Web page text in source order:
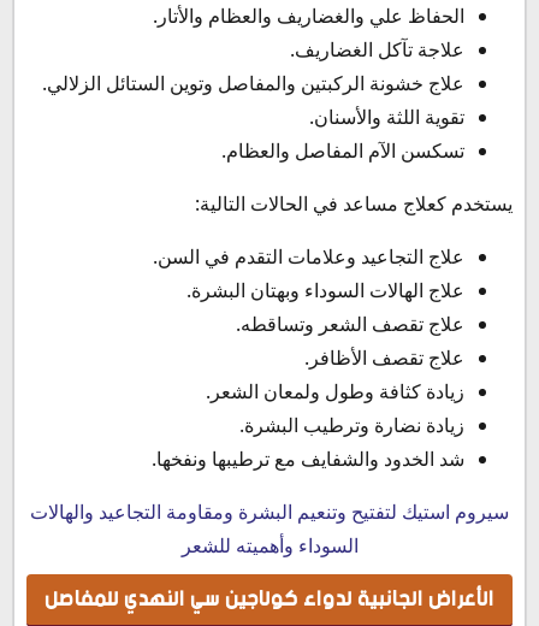
الحفاظ علي والغضاريف والعظام والأتار.
علاجة تآكل الغضاريف.
علاج خشونة الركبتين والمفاصل وتوين الستائل الزلالي.
تقوية اللثة والأسنان.
تسكسن الآم المفاصل والعظام.
يستخدم كعلاج مساعد في الحالات التالية:
علاج التجاعيد وعلامات التقدم في السن.
علاج الهالات السوداء وبهتان البشرة.
علاج تقصف الشعر وتساقطه.
علاج تقصف الأظافر.
زيادة كثافة وطول ولمعان الشعر.
زيادة نضارة وترطيب البشرة.
شد الخدود والشفايف مع ترطيبها ونفخها.
سيروم استيك لتفتيح وتنعيم البشرة ومقاومة التجاعيد والهالات
السوداء وأهميته للشعر
الأعراض الجانبية لدواء كولاجين سي النهدي للمفاصل